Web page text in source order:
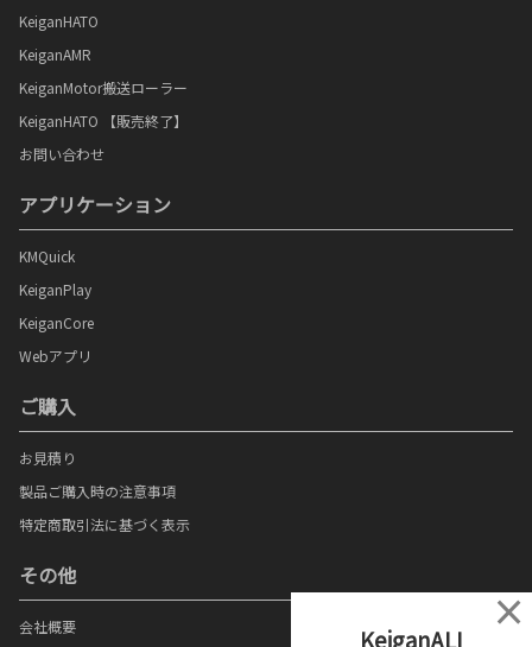
KeiganHATO
KeiganAMR
KeiganMotor搬送ローラー
KeiganHATO 【販売終了】
お問い合わせ
アプリケーション
KMQuick
KeiganPlay
KeiganCore
Webアプリ
ご購入
お見積り
製品ご購入時の注意事項
特定商取引法に基づく表示
その他
会社概要 KeiganALI
×